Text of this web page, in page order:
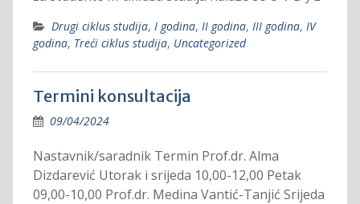
Drugi ciklus studija, I godina, II godina, III godina, IV
godina, Treći ciklus studija, Uncategorized
Termini konsultacija
09/04/2024
Nastavnik/saradnik Termin Prof.dr. Alma
Dizdarević Utorak i srijeda 10,00-12,00 Petak
09,00-10,00 Prof.dr. Medina Vantić-Tanjić Srijeda